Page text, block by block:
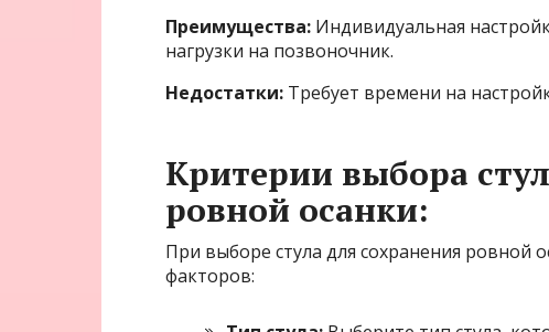
Преимущества: Индивидуальная
нагрузки на позвоночник.
Недостатки: Требует времени на
Критерии выбора
ровной осанки:
При выборе стула для сохранения ровной
факторов: